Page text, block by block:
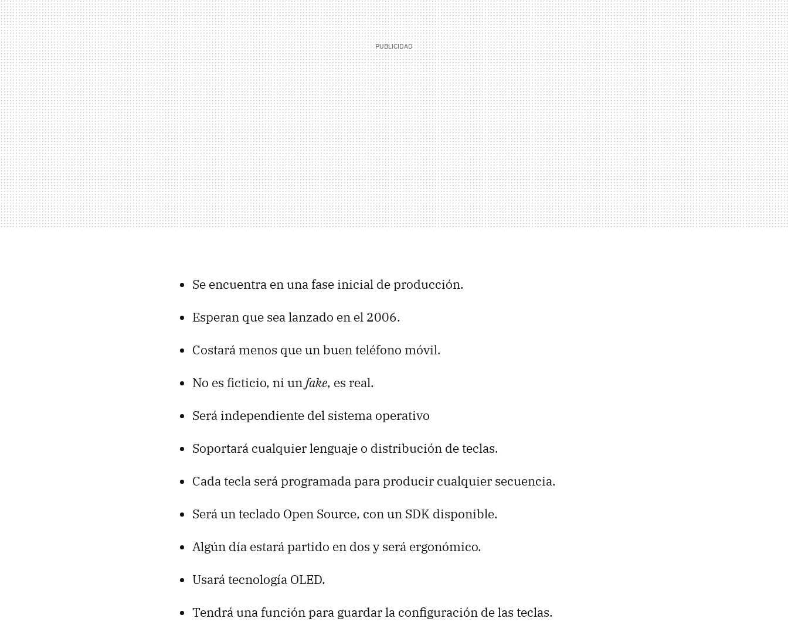
Se encuentra en una fase inicial de producción.
Esperan que sea lanzado en el 2006.
Costará menos que un buen teléfono móvil.
No es ficticio, ni unfake, es real.
Será independiente del sistema operativo
Soportará cualquier lenguaje o distribución de teclas.
Cada tecla será programada para producir cualquier secuencia.
Será un teclado Open Source, con un SDK disponible.
Algún día estará partido en dos y será ergonómico.
Usará tecnología OLED.
Tendrá una función para guardar la configuración de las teclas.